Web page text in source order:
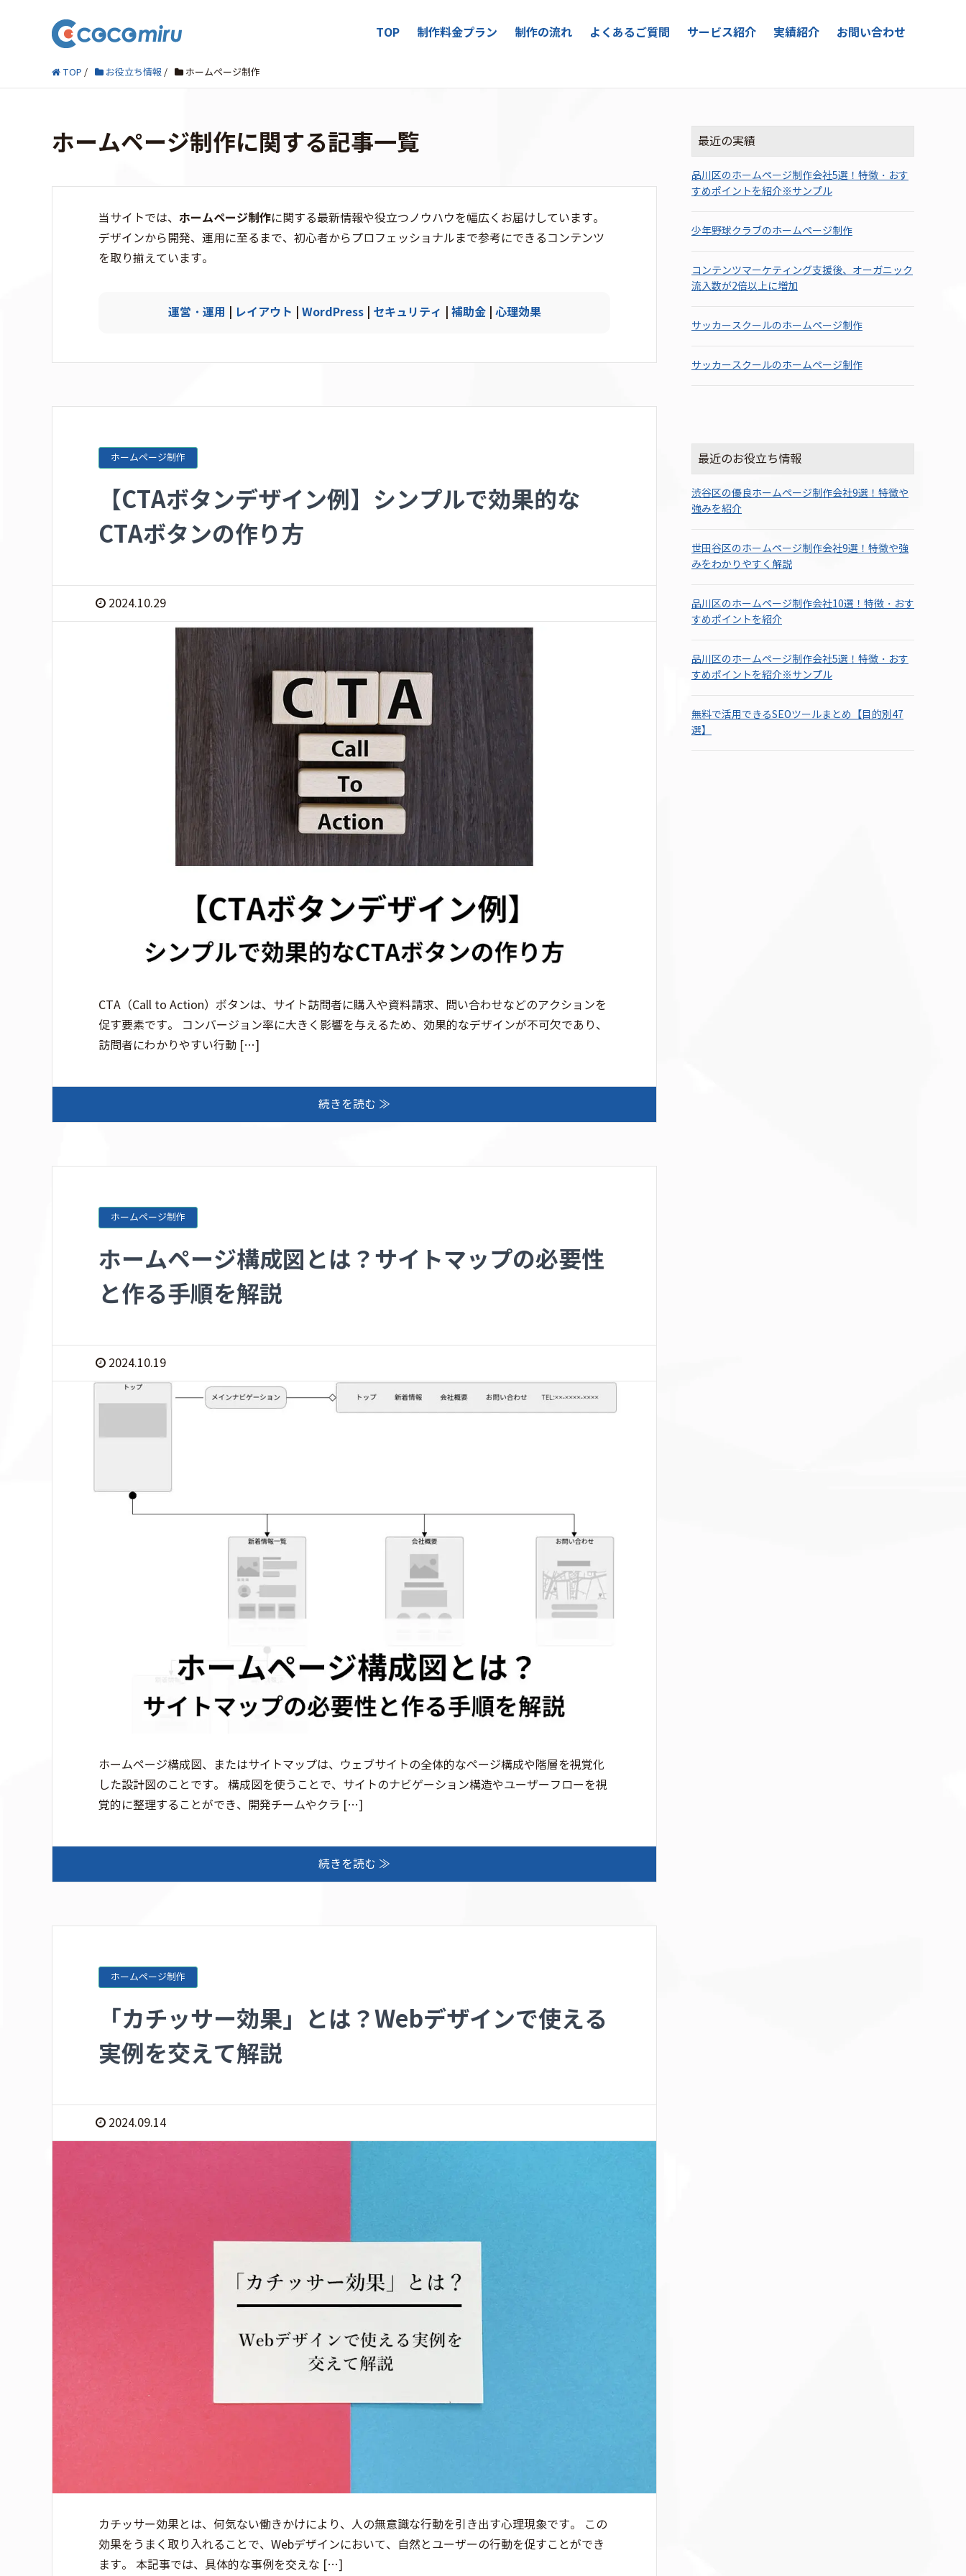
TOP 制作料金プラン 制作の流れ よくあるご質問 サービス紹介 実績紹介 お問い合わせ
TOP / お役立ち情報 / ホームページ制作
ホームページ制作に関する記事一覧
当サイトでは、 ホームページ制作に関する最新情報や役立つノウハウを幅広くお届けしています。
デザインから開発、運用に至るまで、初心者からプロフェッショナルまで参考にできるコンテンツ
を取り揃えています。
運営・運用 レイアウト WordPress| セキュリティ 補助金| 心理効果
ホームページ制作
【CTAボタンデザイン例】シンプルで効果的な
CTAボタンの作り方
2024.10.29
CTA（Call to Action）ボタンは、サイト訪問者に購入や資料請求、問い合わせなどのアクションを
促す要素です。 コンバージョン率に大きく影響を与えるため、効果的なデザインが不可欠であり、
訪問者にわかりやすい行動 […]
続きを読む ≫
ホームページ制作
ホームページ構成図とは？サイトマップの必要性
と作る手順を解説
2024.10.19
ホームページ構成図、またはサイトマップは、ウェブサイトの全体的なページ構成や階層を視覚化
した設計図のことです。 構成図を使うことで、サイトのナビゲーション構造やユーザーフローを視
覚的に整理することができ、開発チームやクラ […]
続きを読む ≫
ホームページ制作
「カチッサー効果」とは？Webデザインで使える
実例を交えて解説
2024.09.14
カチッサー効果とは、何気ない働きかけにより、人の無意識な行動を引き出す心理現象です。 この
効果をうまく取り入れることで、Webデザインにおいて、自然とユーザーの行動を促すことができ
ます。 本記事では、具体的な事例を交えな […]
最近の実績
品川区のホームページ制作会社5選！特徴・おす
すめポイントを紹介※サンプル
少年野球クラブのホームページ制作
コンテンツマーケティング支援後、オーガニック
流入数が2倍以上に増加
サッカースクールのホームページ制作
サッカースクールのホームページ制作
最近のお役立ち情報
渋谷区の優良ホームページ制作会社9選！特徴や
強みを紹介
世田谷区のホームページ制作会社9選！特徴や強
みをわかりやすく解説
品川区のホームページ制作会社10選！特徴・おす
すめポイントを紹介
品川区のホームページ制作会社5選！特徴・おす
すめポイントを紹介※サンプル
無料で活用できるSEOツールまとめ【目的別47
選】